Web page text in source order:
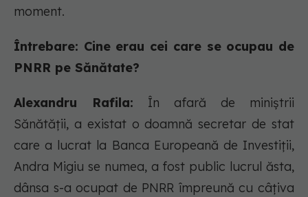
moment.
Întrebare: Cine erau cei care se ocupau de
PNRR pe Sănătate?
Alexandru Rafila: În afară de miniștrii
Sănătății, a existat o doamnă secretar de stat
care a lucrat la Banca Europeană de Investiții,
Andra Migiu se numea, a fost public lucrul ăsta,
dânsa s-a ocupat de PNRR împreună cu câțiva